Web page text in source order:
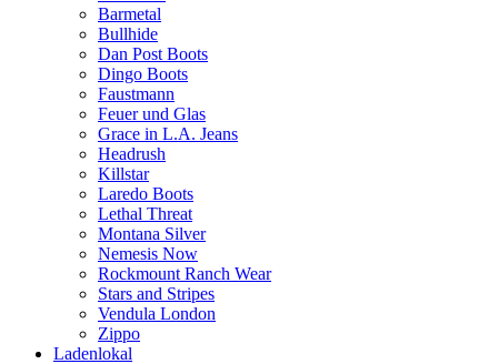
Barmetal
Bullhide
Dan Post Boots
Dingo Boots
Faustmann
Feuer und Glas
Grace in L.A. Jeans
Headrush
Killstar
Laredo Boots
Lethal Threat
Montana Silver
Nemesis Now
Rockmount Ranch Wear
Stars and Stripes
Vendula London
Zippo
Ladenlokal